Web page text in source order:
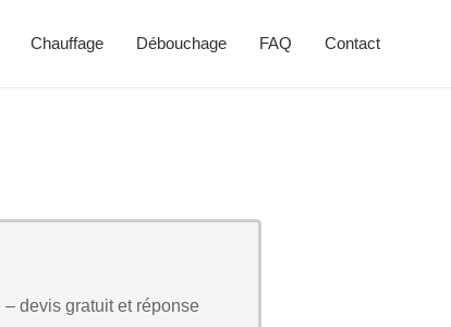
Chauffage Débouchage FAQ Contact
devis gratuit et réponse